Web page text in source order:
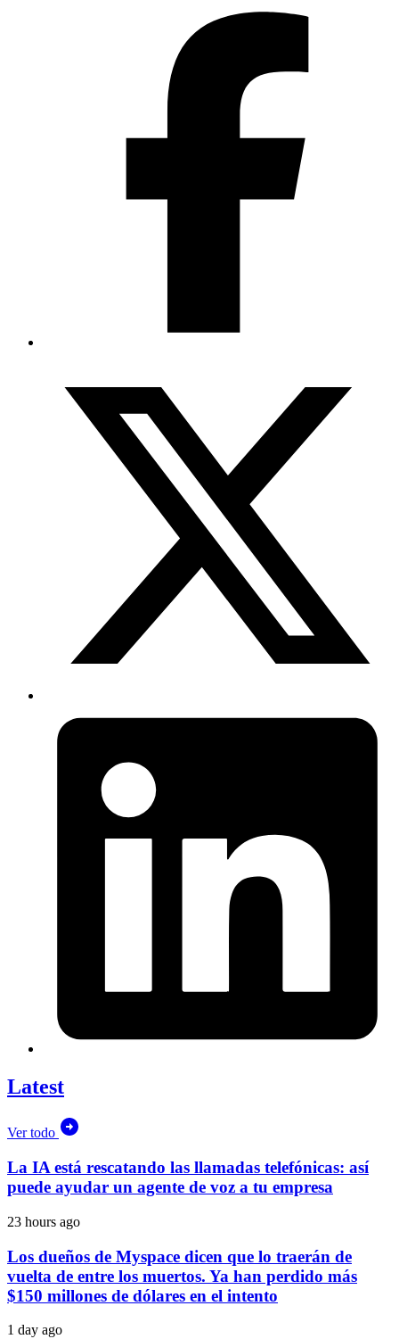
Latest
Ver todo
La IA está rescatando las llamadas telefónicas: así
puede ayudar un agente de voz a tu empresa
23 hours ago
Los dueños de Myspace dicen que lo traerán de
vuelta de entre los muertos. Ya han perdido más
$150 millones de dólares en el intento
1 day ago